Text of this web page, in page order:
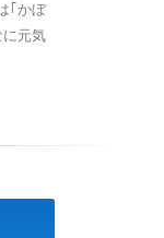
｢かぼ
に元気